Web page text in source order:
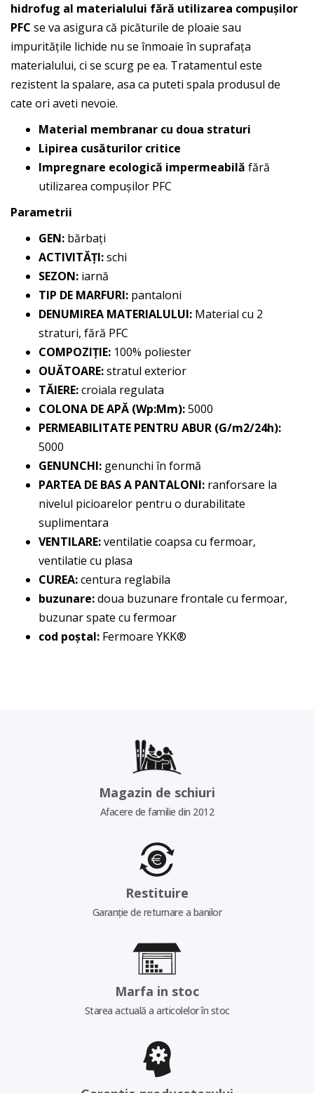
hidrofug al materialului fără utilizarea compușilor
PFC se va asigura că picăturile de ploaie sau
impuritățile lichide nu se înmoaie în suprafața
materialului, ci se scurg pe ea. Tratamentul este
rezistent la spalare, asa ca puteti spala produsul de
cate ori aveti nevoie.
Material membranar cu doua straturi
Lipirea cusăturilor critice
Impregnare ecologică impermeabilă fără
utilizarea compușilor PFC
Parametrii
GEN: bărbați
ACTIVITĂȚI:schi
SEZON: iarnă
TIP DE MARFURI: pantaloni
DENUMIREA MATERIALULUI: Material cu 2
straturi, fără PFC
COMPOZIŢIE: 100% poliester
OUĂTOARE:stratul exterior
TĂIERE:croiala regulata
COLONA DE APĂ (Wp:Mm):5000
PERMEABILITATE PENTRU ABUR (G/m2/24h):
5000
GENUNCHI: genunchi în formă
PARTEA DE BAS A PANTALONI: ranforsare la
nivelul picioarelor pentru o durabilitate
suplimentara
VENTILARE:ventilatie coapsa cu fermoar,
ventilatie cu plasa
CUREA:centura reglabila
buzunare:doua buzunare frontale cu fermoar,
buzunar spate cu fermoar
cod poștal: Fermoare YKK®
Magazin de schiuri
Afacere de familie din 2012
Restituire
Garanție de returnare a banilor
Marfa in stoc
Starea actuală a articolelor în stoc